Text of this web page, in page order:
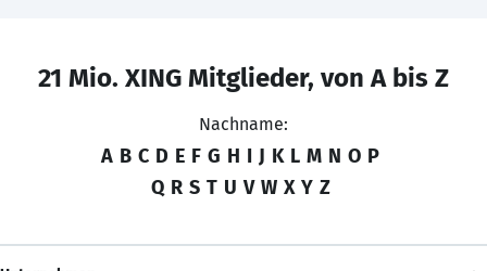
21 Mio. XING Mitglieder, von A bis Z
Nachname:
A B C D E F G H I J K L M N O P
Q R S T U V W X Y Z